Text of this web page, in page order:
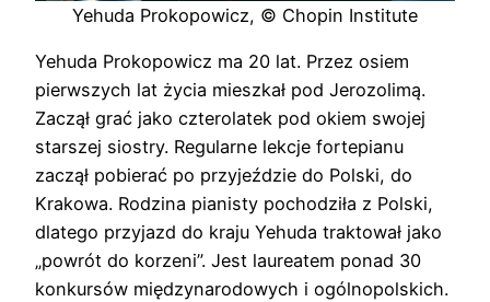
Yehuda Prokopowicz, © Chopin Institute
Yehuda Prokopowicz ma 20 lat. Przez osiem
pierwszych lat życia mieszkał pod Jerozolimą.
Zaczął grać jako czterolatek pod okiem swojej
starszej siostry. Regularne lekcje fortepianu
zaczął pobierać po przyjeździe do Polski, do
Krakowa. Rodzina pianisty pochodziła z Polski,
dlatego przyjazd do kraju Yehuda traktował jako
„powrót do korzeni”. Jest laureatem ponad 30
konkursów międzynarodowych i ogólnopolskich.